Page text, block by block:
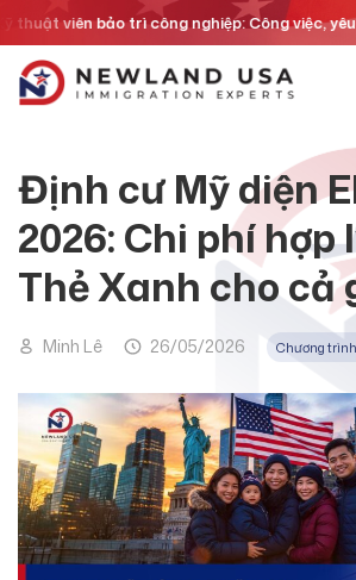
Chuyển
dung
bảo trì công nghiệp: Công việc, yêu cầu &
Định cư Mỹ diện
2026: Chi phí hợp
Thẻ Xanh cho cả
Minh Lê 26/05/2026 Chương